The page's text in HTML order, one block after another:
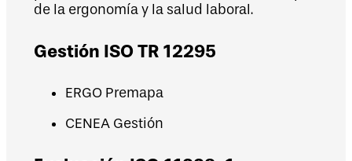
de la ergonomía y la salud laboral.
Gestión ISO TR 12295
ERGO Premapa
CENEA Gestión